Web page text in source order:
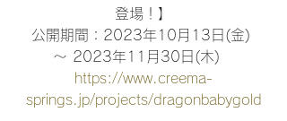
登場！】
公開期間：2023年10月13日(金)
〜 2023年11月30日(木)
https://www.creema-
springs.jp/projects/dragonbabygold